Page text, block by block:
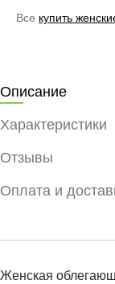
Все купить
Описание
Характеристики
Отзывы
Оплата и
Женская